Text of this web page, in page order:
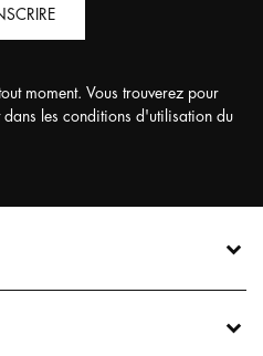
moment. Vous trouverez pour
les conditions d'utilisation du